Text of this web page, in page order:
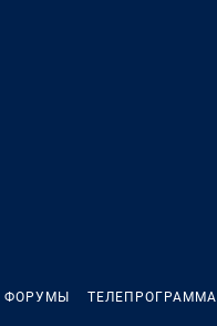
ФОРУМЫ ТЕЛЕПРОГРАММА